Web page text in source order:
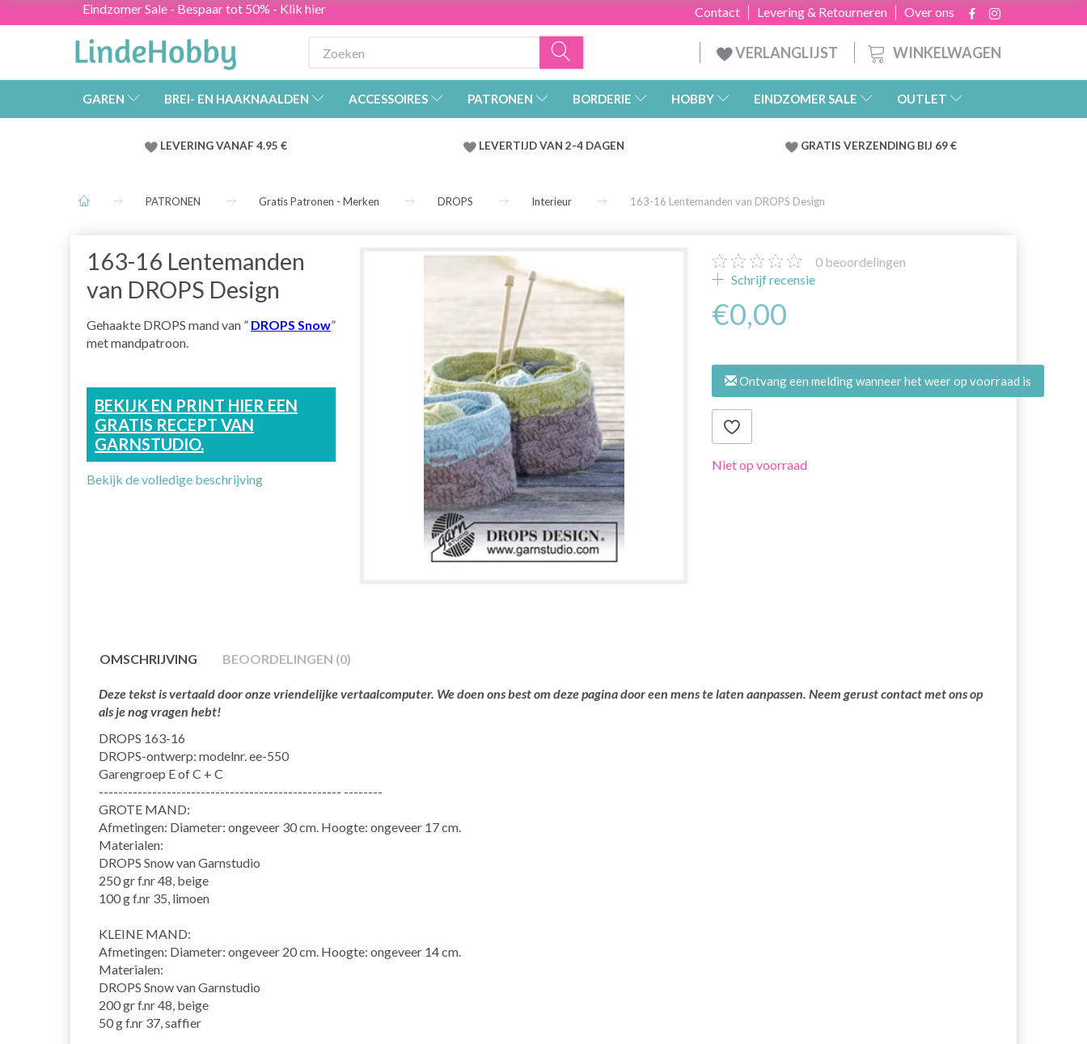
Eindzomer Sale - Bespaar tot 50% - Klik hier Over ons
Levering & Retourneren
Contact
WINKELWAGEN
VERLANGLIJST
GAREN BREI- EN HAAKNAALDEN ACCESSOIRES PATRONEN BORDERIE HOBBY EINDZOMER SALE OUTLET
LEVERING VANAF 4.95 € LEVERTIJD VAN 2-4 DAGEN GRATIS VERZENDING BIJ 69 €
PATRONEN Gratis Patronen - Merken DROPS Interieur 163-16 Lentemanden van DROPS Design
163-16 Lentemanden
van DROPS Design
Gehaakte DROPS mand van ” DROPS Snow”
met mandpatroon.
BEKIJK EN PRINT HIER EEN
GRATIS RECEPT VAN
GARNSTUDIO.
Bekijk de volledige beschrijving
0 beoordelingen
Schrijf recensie
€0,00
Ontvang een melding wanneer het weer op voorraad is
Niet op voorraad
OMSCHRIJVING BEOORDELINGEN (0)
Deze tekst is vertaald door onze vriendelijke vertaalcomputer. We doen ons best om deze pagina door een mens te laten aanpassen. Neem gerust contact met ons op
als je nog vragen hebt!
DROPS 163-16
DROPS-ontwerp: modelnr. ee-550
Garengroep E of C + C
-------------------------------------------------- --------
GROTE MAND:
Afmetingen: Diameter: ongeveer 30 cm. Hoogte: ongeveer 17 cm.
Materialen:
DROPS Snow van Garnstudio
250 gr f.nr 48, beige
100 g f.nr 35, limoen
KLEINE MAND:
Afmetingen: Diameter: ongeveer 20 cm. Hoogte: ongeveer 14 cm.
Materialen:
DROPS Snow van Garnstudio
200 gr f.nr 48, beige
50 g f.nr 37, saffier